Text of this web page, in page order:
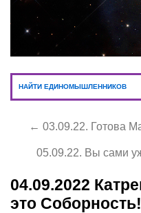
НАЙТИ ЕДИНОМЫШЛЕННИКОВ
← 03.09.22. Готова
05.09.22. Вы сами
04.09.2022
это